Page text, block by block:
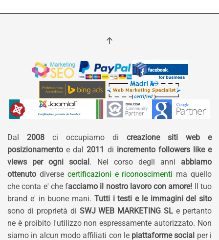
Dal 2008 ci occupiamo di creazione siti web e
posizionamento e dal 2011 di incremento followers like e
views per ogni social. Nel corso degli anni abbiamo
ottenuto diverse certificazioni e riconoscimenti ma quello
che conta e' che facciamo il nostro lavoro con amore! Il tuo
brand e' in buone mani. Tutti i testi e le immagini del sito
sono di proprietà di SWJ WEB MARKETING SL e pertanto
ne è proibito l'utilizzo non espressamente autorizzato. Non
siamo in alcun modo affiliati con le piattaforme social per i